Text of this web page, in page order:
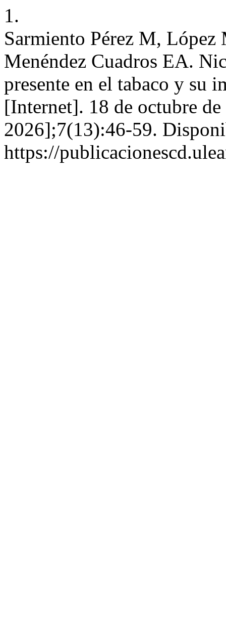
1.
Sarmiento Pérez M,
Menéndez Cuadros EA.
presente en el tabaco y su
[Internet]. 18 de octubre
2026];7(13):46-59.
https://